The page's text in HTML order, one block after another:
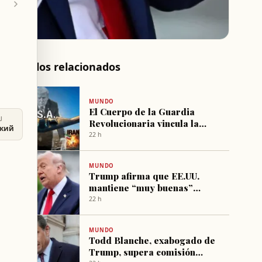
Artículos relacionados
MUNDO
El Cuerpo de la Guardia
Revolucionaria vincula la
reapertura temporal del
22 h
MUNDO
Trump afirma que EE.UU.
mantiene “muy buenas”
conversaciones con Irán y
22 h
MUNDO
Todd Blanche, exabogado de
Trump, supera comisión